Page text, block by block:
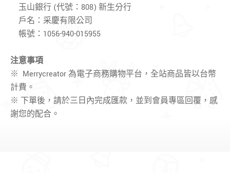
玉山銀行 (代號：808) 新生分行
戶名：采慶有限公司
帳號：1056-940-015955
注意事項
※ Merrycreator 為電子商務購物平台，全站商品皆以台幣
計費。
※ 下單後，請於三日內完成匯款，並到會員專區回覆，感
謝您的配合。